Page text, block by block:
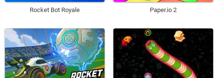
Rocket Bot Royale Paper.io 2